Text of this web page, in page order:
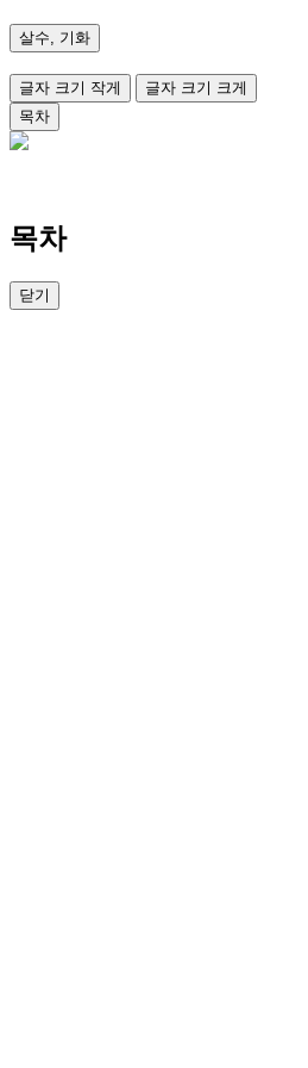
살수, 기화
글자 크기 작게
글자 크기 크게
목차
목차
닫기